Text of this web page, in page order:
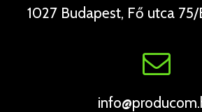
1027 Budapest, Fő utca 75/